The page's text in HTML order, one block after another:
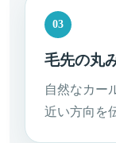
03
毛先の丸
自然なカー
近い方向を